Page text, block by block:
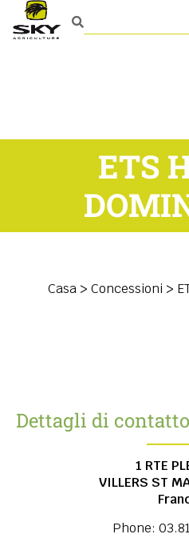
ETS
Casa > Concessioni >
Dettagli di contatto
1 RTE
VILLERS ST
Phone: